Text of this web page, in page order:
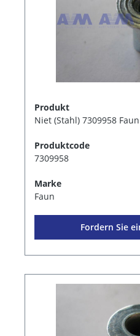
Produkt
Niet (Stahl) 7309958 Faun
Produktcode
7309958
Marke
Faun
Fordern Sie